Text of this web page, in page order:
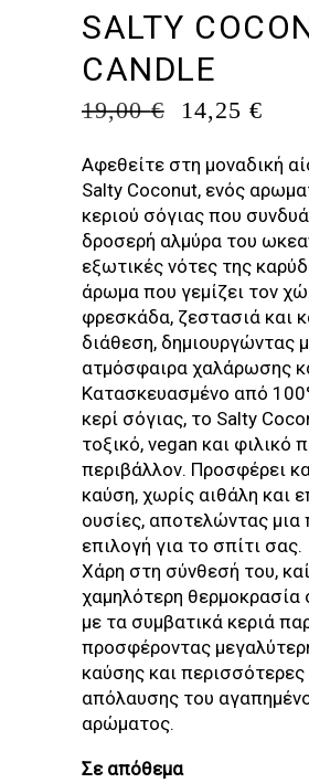
SALTY
CANDLE
19,00€
ORIGINAL
WAS:
19,00 €.
14,25€
Αφεθείτε στη μοναδική
Salty Coconut, ενός
κεριού σόγιας που
δροσερή αλμύρα του
εξωτικές νότες της
άρωμα που γεμίζει τον
φρεσκάδα, ζεστασιά και
διάθεση, δημιουργώντας
ατμόσφαιρα χαλάρωσης
Κατασκευασμένο από
κερί σόγιας, το Salty
τοξικό, vegan και φιλικό
περιβάλλον. Προσφέρει
καύση, χωρίς αιθάλη και
ουσίες, αποτελώντας μια
επιλογή για το σπίτι σας.
Χάρη στη σύνθεσή του,
χαμηλότερη θερμοκρασία
με τα συμβατικά κεριά
προσφέροντας
καύσης και
απόλαυσης του
αρώματος.
Σε απόθεμα